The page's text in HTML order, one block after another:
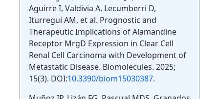
Aguirre I, Valdivia A, Lecumberri D,
Iturregui AM, et al. Prognostic and
Therapeutic Implications of Alamandine
Receptor MrgD Expression in Clear Cell
Renal Cell Carcinoma with Development of
Metastatic Disease. Biomolecules. 2025;
15(3). DOI:10.3390/biom15030387.